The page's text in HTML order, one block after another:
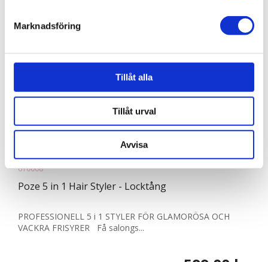
Vi använder enhetsidentifierare för att anpassa innehållet
för sociala medier och analysera vår trafik. Vi
vidarebefordrar även sådana identifierare och annan
information från din enhet till de sociala medier och
Dessa kan i sin tur kombinera informationen med annan
information som du har tillhandahållit eller som de har
samlat in när du har använt deras tjänster.
Marknadsföring
Tillåt alla
Tillåt urval
Avvisa
610008
Poze 5 in 1 Hair Styler - Locktång
PROFESSIONELL 5 i 1 STYLER FÖR GLAMORÖSA OCH
VACKRA FRISYRER Få salongs...